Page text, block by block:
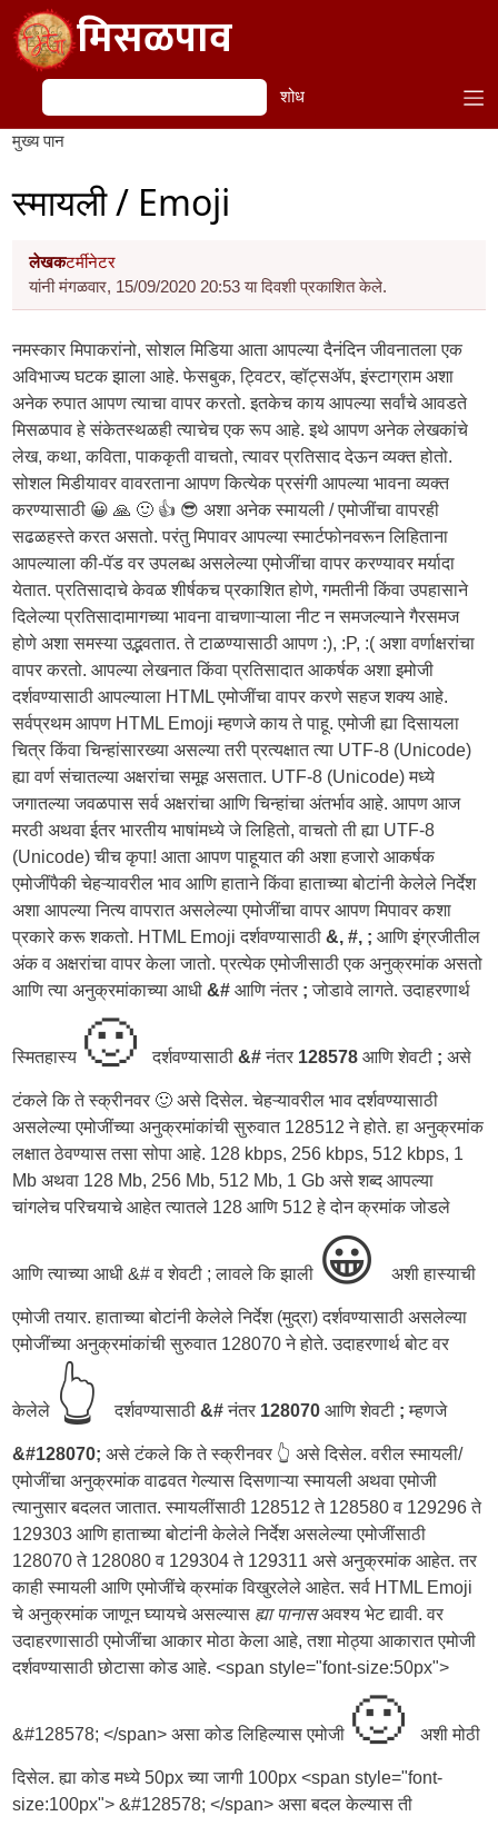
Skip to main contentमिसळपाव
शोध शोध
मुख्य पान
स्मायली / Emoji
लेखकटर्मीनेटर
यांनी मंगळवार, 15/09/2020 20:53 या दिवशी प्रकाशित केले.
नमस्कार मिपाकरांनो, सोशल मिडिया आता आपल्या दैनंदिन जीवनातला एक
अविभाज्य घटक झाला आहे. फेसबुक, ट्विटर, व्हॉट्सॲप, इंस्टाग्राम अशा
अनेक रुपात आपण त्याचा वापर करतो. इतकेच काय आपल्या सर्वांचे आवडते
मिसळपाव हे संकेतस्थळही त्याचेच एक रूप आहे. इथे आपण अनेक लेखकांचे
लेख, कथा, कविता, पाककृती वाचतो, त्यावर प्रतिसाद देऊन व्यक्त होतो.
सोशल मिडीयावर वावरताना आपण कित्येक प्रसंगी आपल्या भावना व्यक्त
करण्यासाठी 😀 🙏 🙂 👍 😎 अशा अनेक स्मायली / एमोजींचा वापरही
सढळहस्ते करत असतो. परंतु मिपावर आपल्या स्मार्टफोनवरून लिहिताना
आपल्याला की-पॅड वर उपलब्ध असलेल्या एमोजींचा वापर करण्यावर मर्यादा
येतात. प्रतिसादाचे केवळ शीर्षकच प्रकाशित होणे, गमतीनी किंवा उपहासाने
दिलेल्या प्रतिसादामागच्या भावना वाचणाऱ्याला नीट न समजल्याने गैरसमज
होणे अशा समस्या उद्भवतात. ते टाळण्यासाठी आपण :), :P, :( अशा वर्णाक्षरांचा
वापर करतो. आपल्या लेखनात किंवा प्रतिसादात आकर्षक अशा इमोजी
दर्शवण्यासाठी आपल्याला HTML एमोजींचा वापर करणे सहज शक्य आहे.
सर्वप्रथम आपण HTML Emoji म्हणजे काय ते पाहू. एमोजी ह्या दिसायला
चित्र किंवा चिन्हांसारख्या असल्या तरी प्रत्यक्षात त्या UTF-8 (Unicode)
ह्या वर्ण संचातल्या अक्षरांचा समूह असतात. UTF-8 (Unicode) मध्ये
जगातल्या जवळपास सर्व अक्षरांचा आणि चिन्हांचा अंतर्भाव आहे. आपण आज
मरठी अथवा ईतर भारतीय भाषांमध्ये जे लिहितो, वाचतो ती ह्या UTF-8
(Unicode) चीच कृपा! आता आपण पाहूयात की अशा हजारो आकर्षक
एमोजींपैकी चेहऱ्यावरील भाव आणि हाताने किंवा हाताच्या बोटांनी केलेले निर्देश
अशा आपल्या नित्य वापरात असलेल्या एमोजींचा वापर आपण मिपावर कशा
प्रकारे करू शकतो. HTML Emoji दर्शवण्यासाठी&, #, ; आणि इंग्रजीतील
अंक व अक्षरांचा वापर केला जातो. प्रत्येक एमोजीसाठी एक अनुक्रमांक असतो
आणि त्या अनुक्रमांकाच्या आधी&# आणि नंतर ; जोडावे लागते. उदाहरणार्थ
स्मितहास्य 🙂दर्शवण्यासाठी&#नंतर 128578 आणि शेवटी ;असे
टंकले कि ते स्क्रीनवर 🙂 असे दिसेल. चेहऱ्यावरील भाव दर्शवण्यासाठी
असलेल्या एमोजींच्या अनुक्रमांकांची सुरुवात 128512 ने होते. हा अनुक्रमांक
लक्षात ठेवण्यास तसा सोपा आहे. 128 kbps, 256 kbps, 512 kbps, 1
Mb अथवा 128 Mb, 256 Mb, 512 Mb, 1 Gb असे शब्द आपल्या
चांगलेच परिचयाचे आहेत त्यातले 128 आणि 512 हे दोन क्रमांक जोडले
आणि त्याच्या आधी &# व शेवटी ; लावले कि झाली 😀अशी हास्याची
एमोजी तयार. हाताच्या बोटांनी केलेले निर्देश (मुद्रा) दर्शवण्यासाठी असलेल्या
एमोजींच्या अनुक्रमांकांची सुरुवात 128070 ने होते. उदाहरणार्थ बोट वर
केलेले 👆दर्शवण्यासाठी&#नंतर 128070 आणि शेवटी ;म्हणजे
&#128070; असे टंकले कि ते स्क्रीनवर 👆 असे दिसेल. वरील स्मायली/
एमोजींचा अनुक्रमांक वाढवत गेल्यास दिसणाऱ्या स्मायली अथवा एमोजी
त्यानुसार बदलत जातात. स्मायलींसाठी 128512 ते 128580 व 129296 ते
129303 आणि हाताच्या बोटांनी केलेले निर्देश असलेल्या एमोजींसाठी
128070 ते 128080 व 129304 ते 129311 असे अनुक्रमांक आहेत. तर
काही स्मायली आणि एमोजींचे क्रमांक विखुरलेले आहेत. सर्व HTML Emoji
चे अनुक्रमांक जाणून घ्यायचे असल्यास ह्या पानासअवश्य भेट द्यावी. वर
उदाहरणासाठी एमोजींचा आकार मोठा केला आहे, तशा मोठ्या आकारात एमोजी
दर्शवण्यासाठी छोटासा कोड आहे. <span style="font-size:50px">
&#128578; </span> असा कोड लिहिल्यास एमोजी 🙂अशी मोठी
दिसेल. ह्या कोड मध्ये 50px च्या जागी 100px <span style="font-
size:100px"> &#128578; </span> असा बदल केल्यास ती